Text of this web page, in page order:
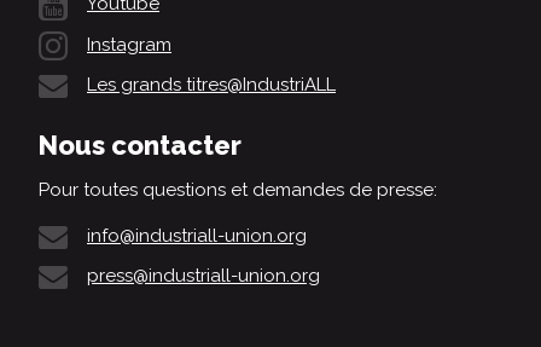
Instagram
Les grands titres@IndustriALL
Nous contacter
Pour toutes questions et demandes de presse:
info@industriall-union.org
press@industriall-union.org